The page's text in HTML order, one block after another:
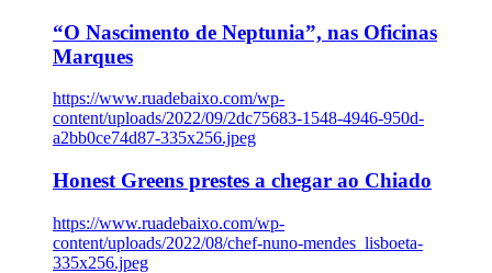
“O Nascimento de Neptunia”, nas Oficinas
Marques
https://www.ruadebaixo.com/wp-
content/uploads/2022/09/2dc75683-1548-4946-950d-
a2bb0ce74d87-335x256.jpeg
Honest Greens prestes a chegar ao Chiado
https://www.ruadebaixo.com/wp-
content/uploads/2022/08/chef-nuno-mendes_lisboeta-
335x256.jpeg